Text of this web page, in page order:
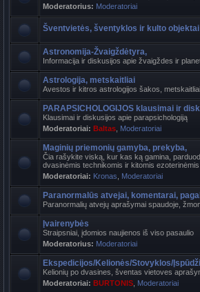
Moderatorius: Moderatoriai
Šventvietės, šventyklos ir kulto objektai
Astronomija-Žvaigždėtyra,
Informacija ir diskusijos apie žvaigždes ir
Astrologija, metskaitliai
Avestos ir kitros astrologijos šakos,
PARAPSICHOLOGIJOS klausimai ir
Klausimai ir diskusijos apie parapsichologiją
Moderatoriai: Baltas Moderatoriai
Maginių priemonių gamyba, prekyba,
Čia rašykite viską, kur kas ką gamina,
dvasinėmis technikomis ir kitomis ezoterinėmis
Moderatoriai: Kronas Moderatoriai
Paranormalūs atvejai, komentarai,
Paranormalių atvejų aprašymai spaudoje,
Įvairenybės
Straipsniai, įdomios naujienos iš viso pasaulio
Moderatorius: Moderatoriai
Ekspedicijos/Kelionės/Stovyklos/
Kelionių po dvasines, šventas vietoves
Moderatoriai: BURTONIS Moderatoriai